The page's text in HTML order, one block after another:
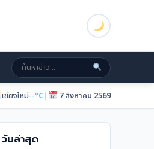
เชียงใหม่--°C| 7 สิงหาคม 2569
นล่าสุด